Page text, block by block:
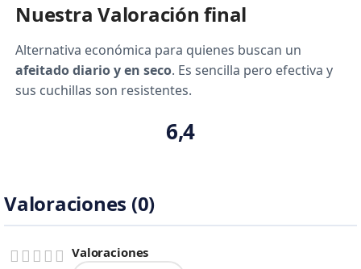
6,4
Nuestra Valoración final
Alternativa económica para quienes buscan un
afeitado diario y en seco. Es sencilla pero efectiva y
sus cuchillas son resistentes.
Valoraciones (0)
Valoraciones